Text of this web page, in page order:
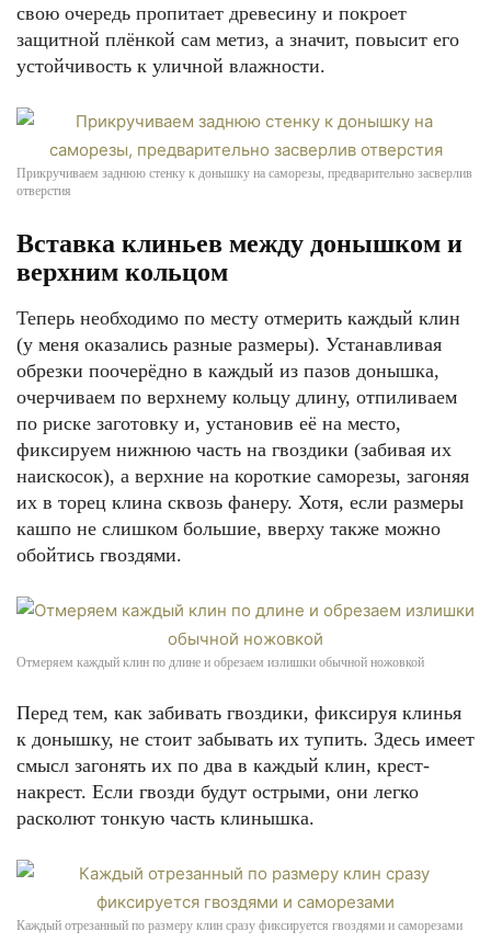
свою очередь пропитает древесину и покроет
защитной плёнкой сам метиз, а значит, повысит его
устойчивость к уличной влажности.
Прикручиваем заднюю стенку к донышку на саморезы, предварительно засверлив
отверстия
Вставка клиньев между донышком и
верхним кольцом
Теперь необходимо по месту отмерить каждый клин
(у меня оказались разные размеры). Устанавливая
обрезки поочерёдно в каждый из пазов донышка,
очерчиваем по верхнему кольцу длину, отпиливаем
по риске заготовку и, установив её на место,
фиксируем нижнюю часть на гвоздики (забивая их
наискосок), а верхние на короткие саморезы, загоняя
их в торец клина сквозь фанеру. Хотя, если размеры
кашпо не слишком большие, вверху также можно
обойтись гвоздями.
Отмеряем каждый клин по длине и обрезаем излишки обычной ножовкой
Перед тем, как забивать гвоздики, фиксируя клинья
к донышку, не стоит забывать их тупить. Здесь имеет
смысл загонять их по два в каждый клин, крест-
накрест. Если гвозди будут острыми, они легко
расколют тонкую часть клинышка.
Каждый отрезанный по размеру клин сразу фиксируется гвоздями и саморезами